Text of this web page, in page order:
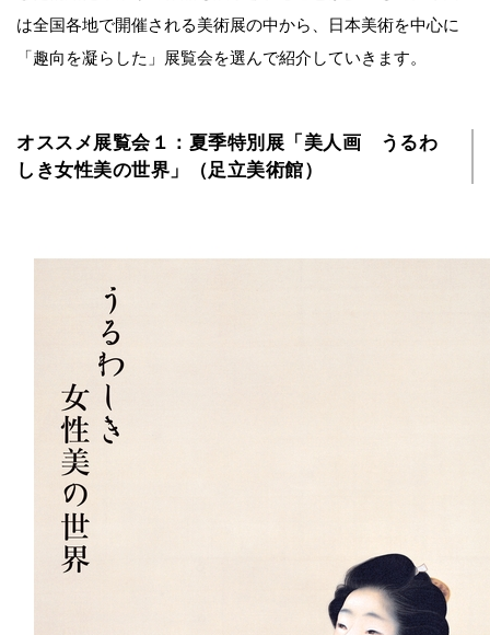
は全国各地で開催される美術展の中から、日本美術を中心に
「趣向を凝らした」展覧会を選んで紹介していきます。
オススメ展覧会１：夏季特別展「美人画 うるわ
しき女性美の世界」（足立美術館）